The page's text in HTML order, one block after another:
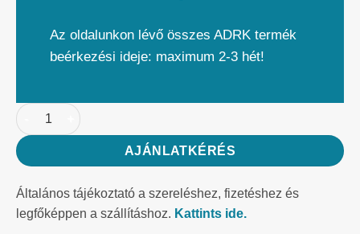
Az oldalunkon lévő összes ADRK termék
beérkezési ideje: maximum 2-3 hét!
AJÁNLATKÉRÉS
Általános tájékoztató a szereléshez, fizetéshez és
legfőképpen a szállításhoz. Kattints ide.